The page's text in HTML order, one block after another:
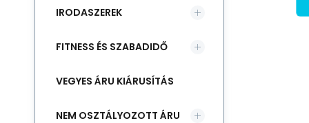
IRODASZEREK
FITNESS ÉS SZABADIDŐ
VEGYES ÁRU KIÁRUSÍTÁS
NEM OSZTÁLYOZOTT ÁRU